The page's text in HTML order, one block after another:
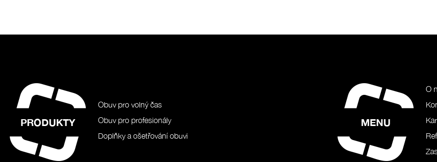
PRODUKTY
Obuv pro volný čas
Obuv pro profesionály
Doplňky a ošetřování obuvi
MENU
O